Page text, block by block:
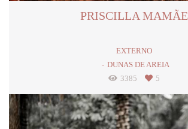
PRISCILLA MAMÃE
EXTERNO
DUNAS DE AREIA
3385
5